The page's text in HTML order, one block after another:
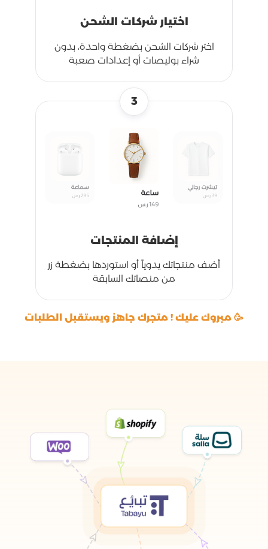
اختيار شركات الشحن
اختر شركات الشحن بضغطة واحدة، بدون
شراء بوليصات أو إعدادات صعبة
إضافة المنتجات
أضف منتجاتك يدوياً أو استوردها بضغطة زر
من منصاتك السابقة
3
🥳 مبروك عليك ! متجرك جاهز ويستقبل الطلبات